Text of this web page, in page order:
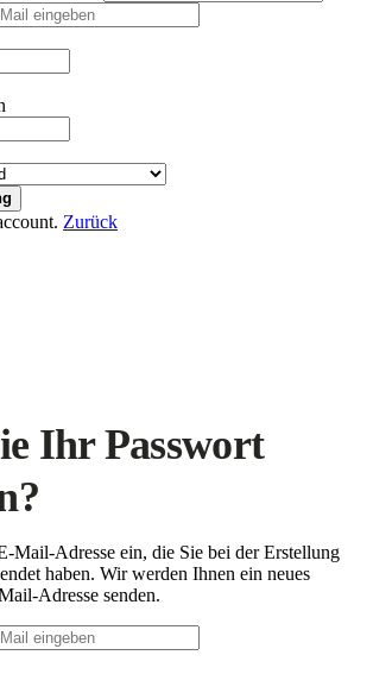
Zurück
Ihr Passwort
Mail-Adresse ein, die Sie bei der Erstellung
haben. Wir werden Ihnen ein neues
Adresse senden.